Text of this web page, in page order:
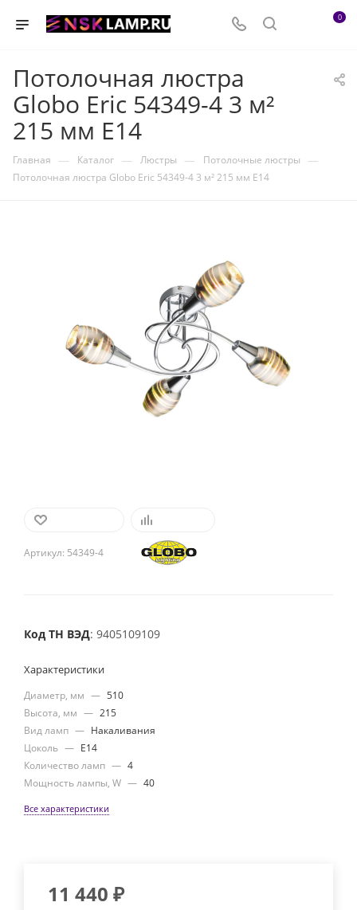
0
Потолочная люстра
Globo Eric 54349-4 3 м²
215 мм E14
Главная — Каталог — Люстры — Потолочные люстры —
Потолочная люстра Globo Eric 54349-4 3 м² 215 мм E14
Артикул: 54349-4
Код ТН ВЭД: 9405109109
Характеристики
Диаметр, мм — 510
Высота, мм — 215
Вид ламп — Накаливания
Цоколь — E14
Количество ламп — 4
Мощность лампы, W — 40
Все характеристики
11 440 ₽